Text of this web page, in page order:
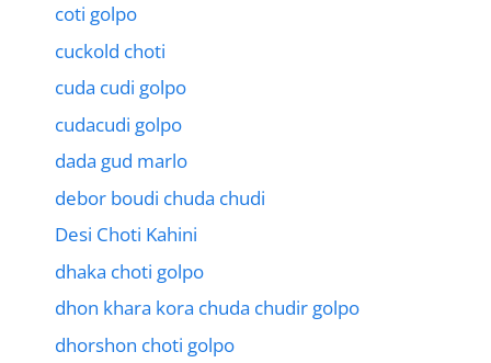
coti golpo
cuckold choti
cuda cudi golpo
cudacudi golpo
dada gud marlo
debor boudi chuda chudi
Desi Choti Kahini
dhaka choti golpo
dhon khara kora chuda chudir golpo
dhorshon choti golpo